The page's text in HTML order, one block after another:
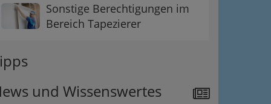
Sonstige Berechtigungen im
Bereich Tapezierer
und Wissenswertes